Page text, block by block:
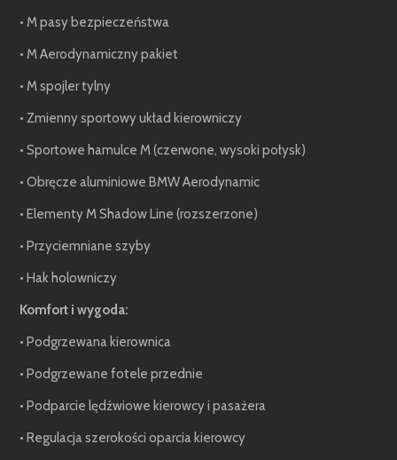
• M pasy bezpieczeństwa
• M Aerodynamiczny pakiet
• M spojler tylny
• Zmienny sportowy układ kierowniczy
• Sportowe hamulce M (czerwone, wysoki połysk)
• Obręcze aluminiowe BMW Aerodynamic
• Elementy M Shadow Line (rozszerzone)
• Przyciemniane szyby
• Hak holowniczy
Komfort i wygoda:
• Podgrzewana kierownica
• Podgrzewane fotele przednie
• Podparcie lędźwiowe kierowcy i pasażera
• Regulacja szerokości oparcia kierowcy